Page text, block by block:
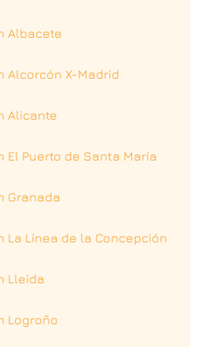
Albacete
Alcorcón X-Madrid
Alicante
El Puerto de Santa María
Granada
La Línea de la Concepción
Lleida
Logroño